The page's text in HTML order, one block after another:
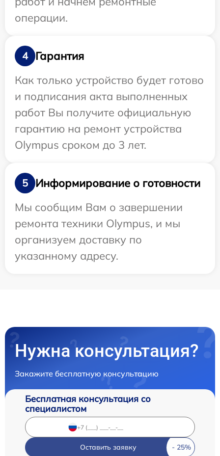
операции.
4
Гарантия
Как только устройство будет готово
и подписания акта выполненных
работ Вы получите официальную
гарантию на ремонт устройства
Olympus сроком до 3 лет.
5
Информирование о готовности
Мы сообщим Вам о завершении
ремонта техники Olympus, и мы
организуем доставку по
указанному адресу.
Нужна консультация?
Закажите бесплатную консультацию
Бесплатная консультация со
специалистом
Оставить заявку